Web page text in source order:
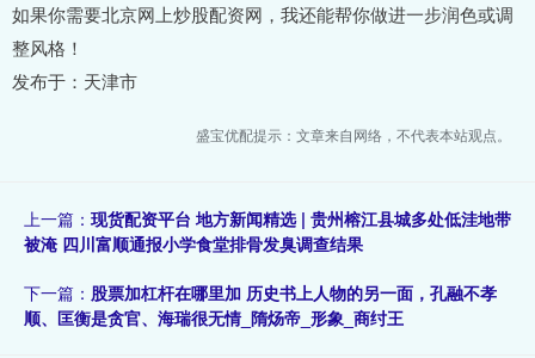
如果你需要北京网上炒股配资网，我还能帮你做进一步润色或调
整风格！
发布于：天津市
盛宝优配提示：文章来自网络，不代表本站观点。
上一篇： 现货配资平台 地方新闻精选 | 贵州榕江县城多处低洼地带
被淹 四川富顺通报小学食堂排骨发臭调查结果
下一篇： 股票加杠杆在哪里加 历史书上人物的另一面，孔融不孝
顺、匡衡是贪官、海瑞很无情_隋炀帝_形象_商纣王